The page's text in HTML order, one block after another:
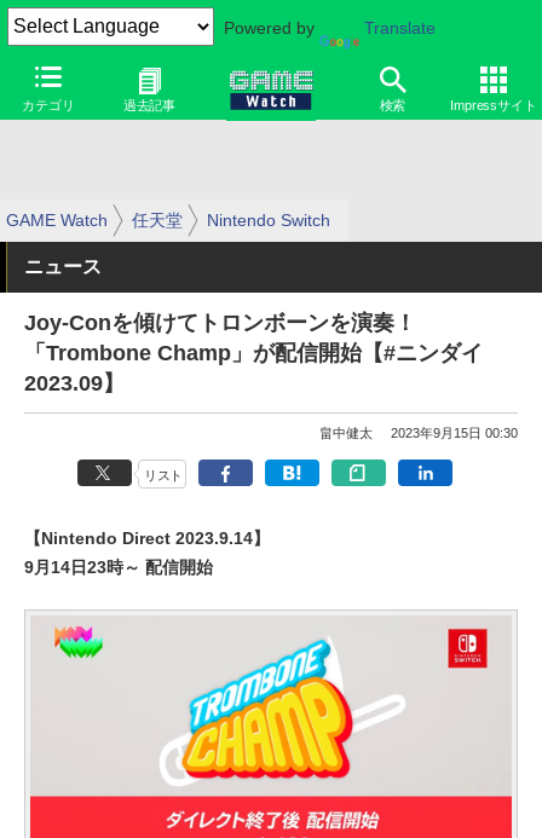
Powered by Translate
カテゴリ 過去記事 検索 Impressサイト
GAME Watch 任天堂 Nintendo Switch
ニュース
Joy-Conを傾けてトロンボーンを演奏！
「Trombone Champ」が配信開始【#ニンダイ
2023.09】
畠中健太 2023年9月15日 00:30
リスト
【Nintendo Direct 2023.9.14】
9月14日23時～ 配信開始